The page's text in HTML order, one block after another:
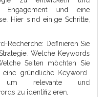
Engagement und eine
Hier sind einige Schritte,
Recherche: Definieren Sie
Welche Keywords
Seiten möchten Sie
eine gründliche Keyword-
um relevante und
zu identifizieren.